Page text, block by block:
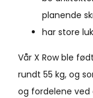
planende
har store
Vår X Row ble
rundt 55 kg, og
og fordelene ved